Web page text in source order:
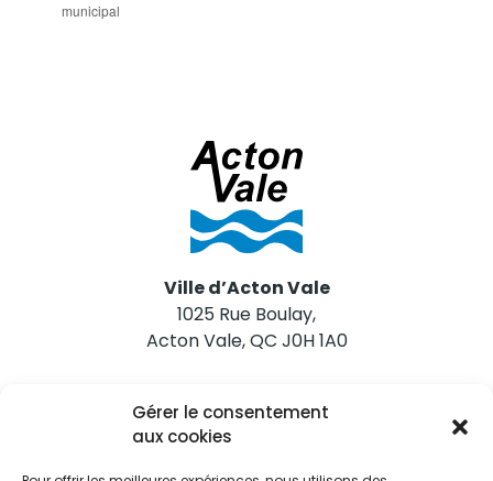
Gérer le consentement
aux cookies
municipal
Ville d’Acton Vale
1025 Rue Boulay,
Acton Vale, QC J0H 1A0
Nous joindre
Tél. 450 546-2703